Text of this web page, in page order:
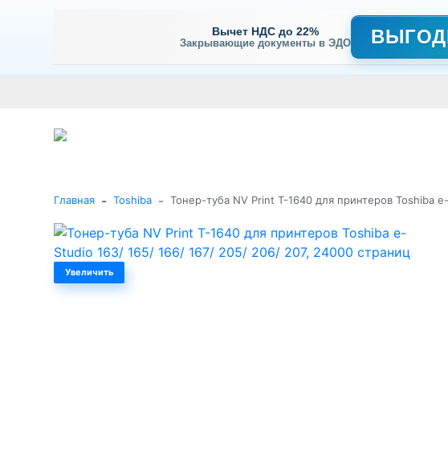
Вычет НДС до 22%
Закрывающие документы в ЭДО
Главная - Toshiba - Тонер-туба NV Print T-1640 для принтеров Toshiba
Увеличить